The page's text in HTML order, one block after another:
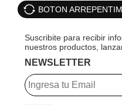
BOTON
NEWSLETTER